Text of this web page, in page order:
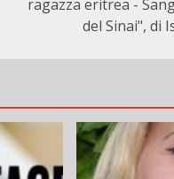
ragazza eritrea -
del Sinai", di